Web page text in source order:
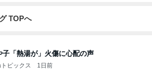
TOPへ
子「熱湯が」火傷に心配の声
ピックス 1日前